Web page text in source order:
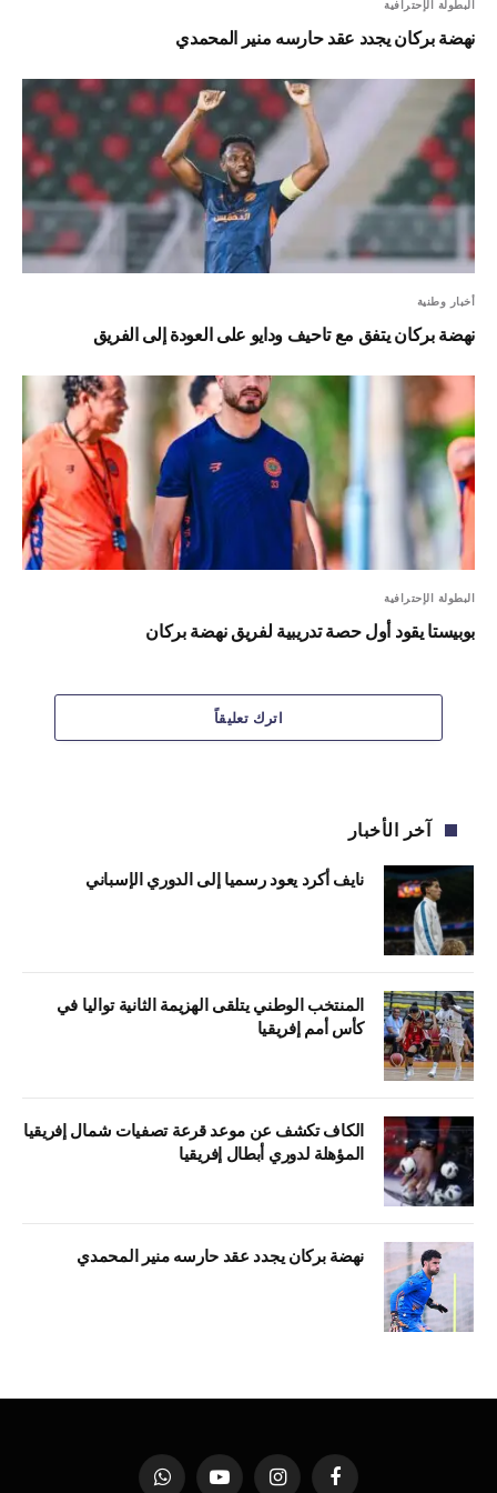
البطولة الإحترافية
نهضة بركان يجدد عقد حارسه منير المحمدي
أخبار وطنية
نهضة بركان يتفق مع تاحيف ودايو على العودة إلى الفريق
البطولة الإحترافية
بوبيستا يقود أول حصة تدريبية لفريق نهضة بركان
اترك تعليقاً
آخر الأخبار
نايف أكرد يعود رسميا إلى الدوري الإسباني
المنتخب الوطني يتلقى الهزيمة الثانية تواليا في
كأس أمم إفريقيا
الكاف تكشف عن موعد قرعة تصفيات شمال إفريقيا
المؤهلة لدوري أبطال إفريقيا
نهضة بركان يجدد عقد حارسه منير المحمدي
فيسبوك الانستغراميوتيوب واتساب